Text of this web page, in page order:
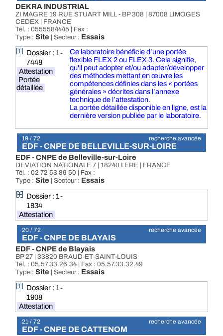
DEKRA INDUSTRIAL
ZI MAGRE 19 RUE STUART MILL - BP 308 | 87008 LIMOGES
CEDEX | FRANCE
Tél. : 0555584445 | Fax :
Type : Site | Secteur : Essais
Dossier : 1-
7448
Attestation
Portée
détaillée
Ce laboratoire bénéficie d’une portée
flexible FLEX 2 ou FLEX 3. Cela signifie,
qu'il peut adopter et/ou adapter/développer
des méthodes mettant en œuvre les
compétences définies dans les « portées
générales » décrites dans l’annexe
technique de l’attestation.
La portée détaillée disponible en ligne, est la
dernière version publiée par le laboratoire.
19 / 72 recherche avancée
EDF - CNPE DE BELLEVILLE-SUR-LOIRE
EDF - CNPE de Belleville-sur-Loire
DEVIATION NATIONALE 7 | 18240 LERE | FRANCE
Tél. : 02 72 53 89 50 | Fax :
Type : Site | Secteur : Essais
Dossier : 1-
1834
Attestation
20 / 72 recherche avancée
EDF - CNPE DE BLAYAIS
EDF - CNPE de Blayais
BP 27 | 33820 BRAUD-ET-SAINT-LOUIS
Tél. : 05.57.33.26.34 | Fax : 05.57.33.32.49
Type : Site | Secteur : Essais
Dossier : 1-
1908
Attestation
21 / 72 recherche avancée
EDF - CNPE DE CATTENOM